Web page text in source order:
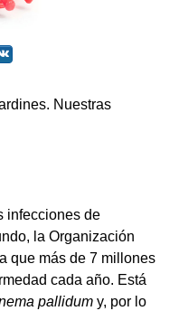
Nuestras
infecciones de
la Organización
que más de 7 millones
cada año. Está
pallidum y, por lo